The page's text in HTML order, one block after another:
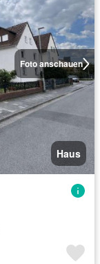
Foto anschauen
Haus